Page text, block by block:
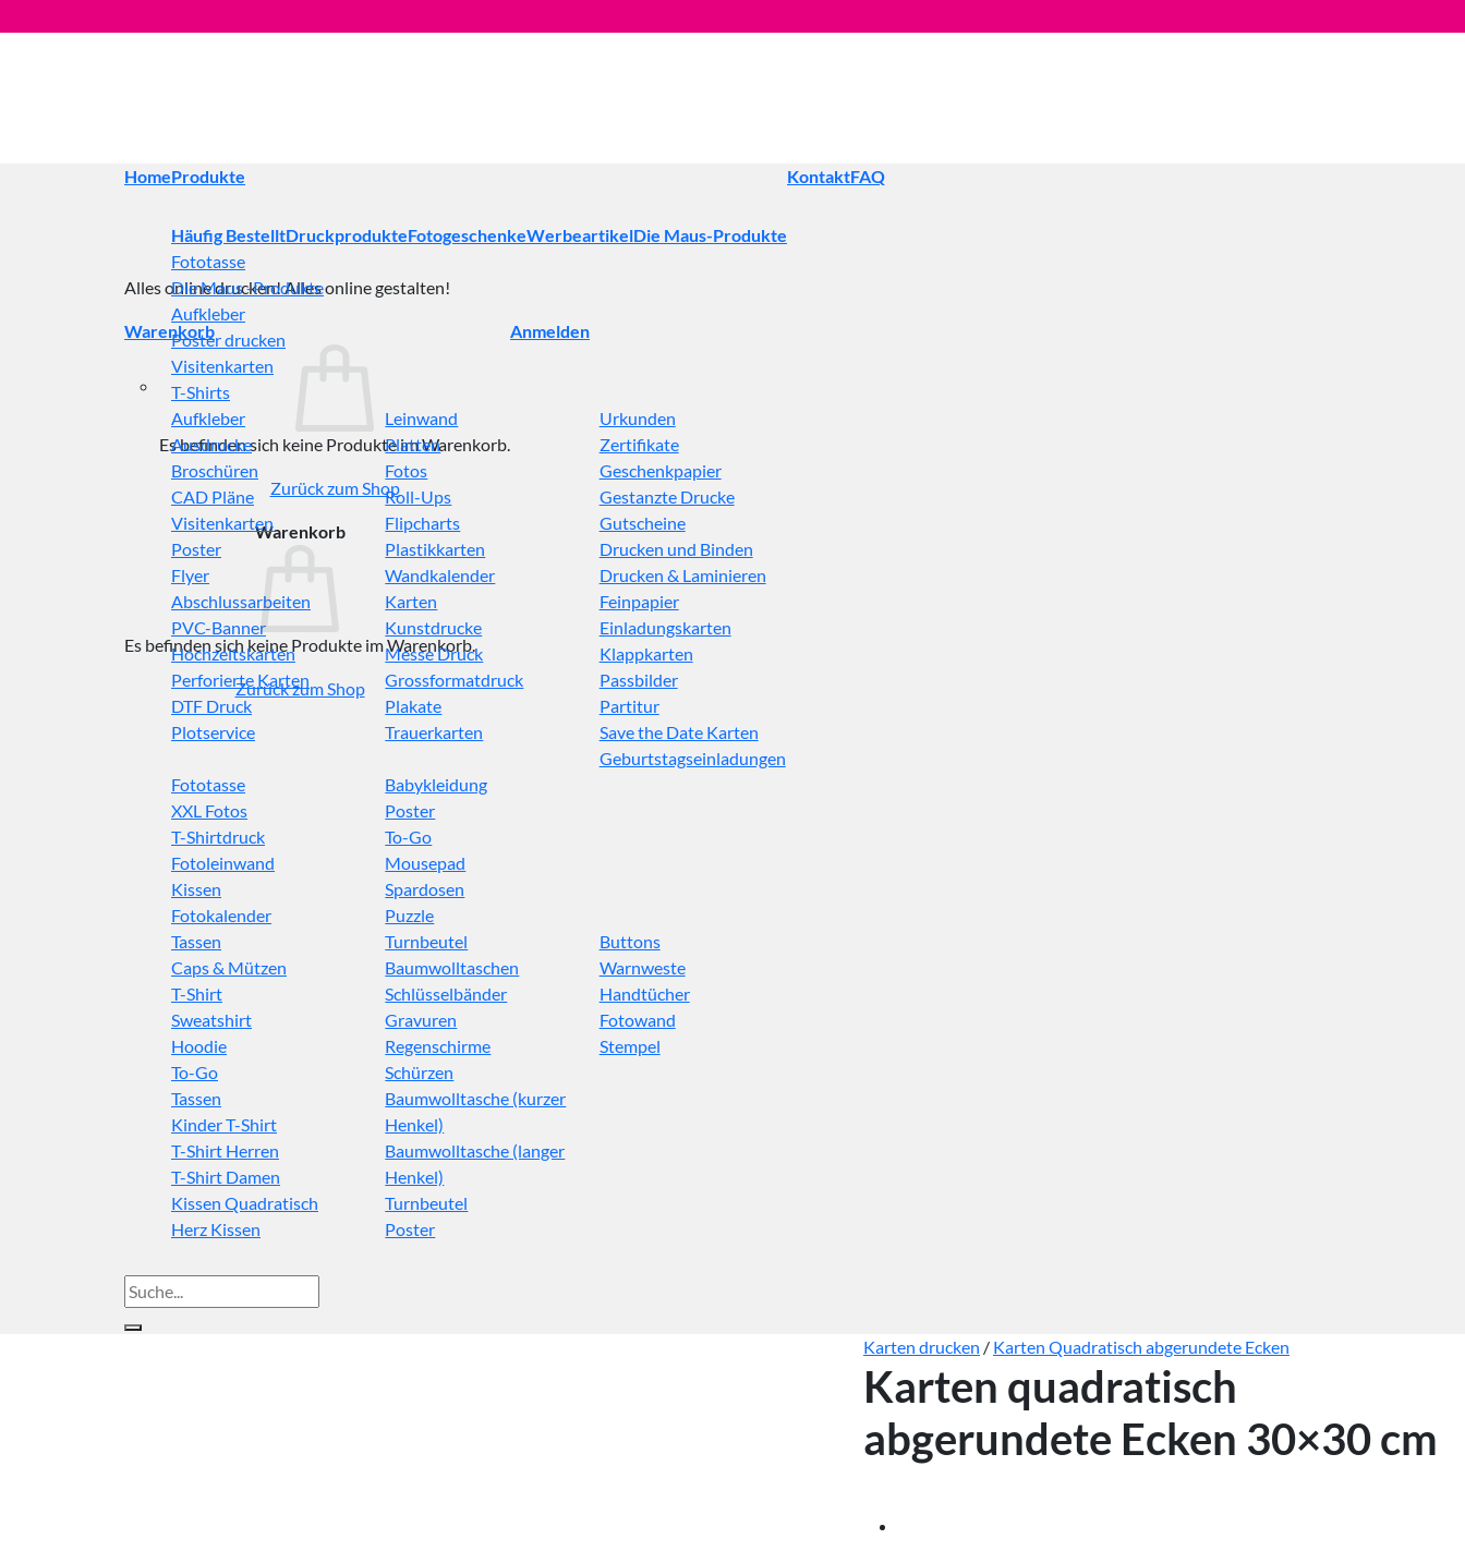
Inhalt
Alles online drucken! Alles online gestalten!
Warenkorb
Es befinden sich keine Produkte im Warenkorb.
Zurück zum Shop
Anmelden
Warenkorb
Es befinden sich keine Produkte im Warenkorb.
Zurück zum Shop
HomeProdukte
Häufig BestelltDruckprodukteFotogeschenkeWerbeartikelDie Maus-Produkte
Fototasse
Die Maus -Produkte
Aufkleber
Poster drucken
Visitenkarten
T-Shirts
Aufkleber
Ausdrucke
Broschüren
CAD Pläne
Visitenkarten
Poster
Flyer
Abschlussarbeiten
PVC-Banner
Hochzeitskarten
Perforierte Karten
DTF Druck
Plotservice
Leinwand
Platten
Fotos
Roll-Ups
Flipcharts
Plastikkarten
Wandkalender
Karten
Kunstdrucke
Messe Druck
Grossformatdruck
Plakate
Trauerkarten
Urkunden
Zertifikate
Geschenkpapier
Gestanzte Drucke
Gutscheine
Drucken und Binden
Drucken & Laminieren
Feinpapier
Einladungskarten
Klappkarten
Passbilder
Partitur
Save the Date Karten
Geburtstagseinladungen
Fototasse
XXL Fotos
T-Shirtdruck
Fotoleinwand
Kissen
Fotokalender
Babykleidung
Poster
To-Go
Mousepad
Spardosen
Puzzle
Tassen
Caps & Mützen
T-Shirt
Sweatshirt
Hoodie
To-Go
Turnbeutel
Baumwolltaschen
Schlüsselbänder
Gravuren
Regenschirme
Schürzen
Buttons
Warnweste
Handtücher
Fotowand
Stempel
Tassen
Kinder T-Shirt
T-Shirt Herren
T-Shirt Damen
Kissen Quadratisch
Herz Kissen
Baumwolltasche (kurzer
Henkel)
Baumwolltasche (langer
Henkel)
Turnbeutel
Poster
KontaktFAQ
Suche
nach:
Karten drucken / Karten Quadratisch abgerundete Ecken
Karten quadratisch
abgerundete Ecken 30×30 cm